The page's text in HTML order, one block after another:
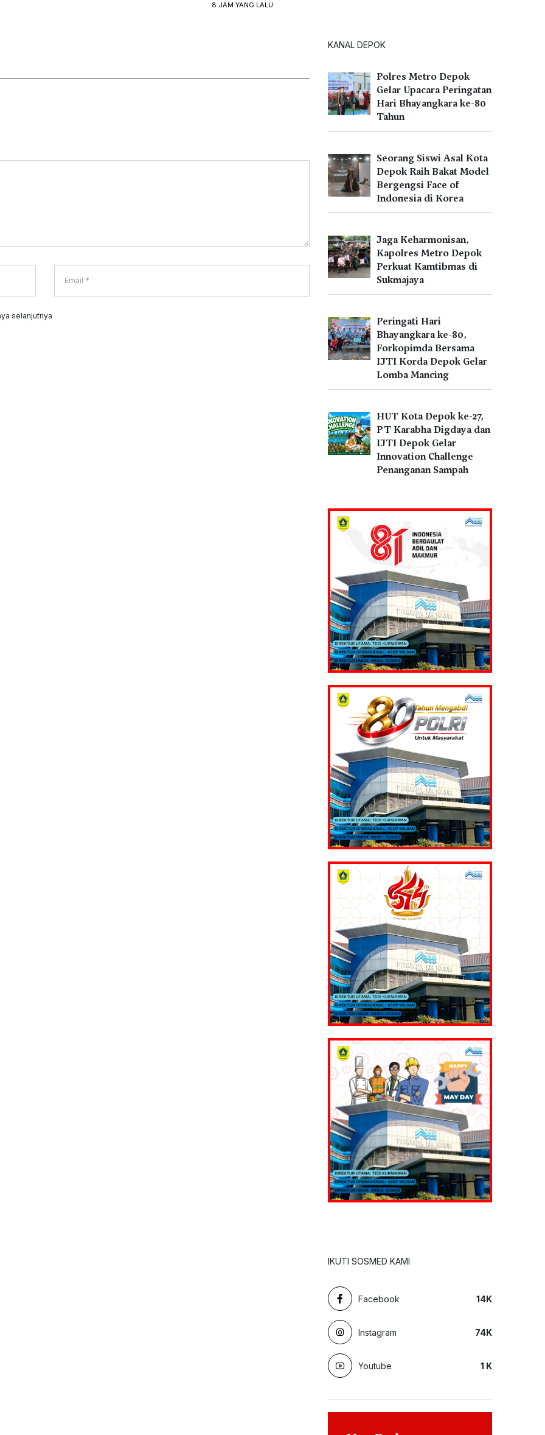
8 JAM YANG LALU
selanjutnya
KANAL DEPOK
Polres Metro Depok
Gelar Upacara Peringatan
Hari Bhayangkara ke-80
Tahun
Seorang Siswi Asal Kota
Depok Raih Bakat Model
Bergengsi Face of
Indonesia di Korea
Jaga Keharmonisan,
Kapolres Metro Depok
Perkuat Kamtibmas di
Sukmajaya
Peringati Hari
Bhayangkara ke-80,
Forkopimda Bersama
IJTI Korda Depok Gelar
Lomba Mancing
HUT Kota Depok ke-27,
PT Karabha Digdaya dan
IJTI Depok Gelar
Innovation Challenge
Penanganan Sampah
IKUTI SOSMED KAMI
Facebook 14K
Instagram 74K
Youtube 1 K